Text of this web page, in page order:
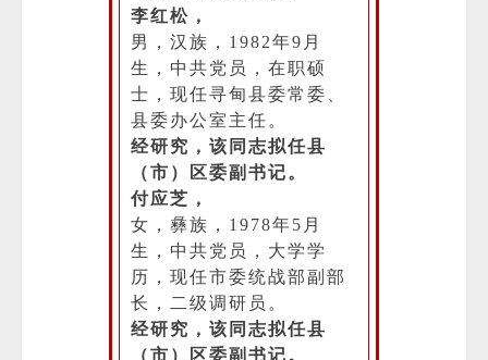
李红松，
男，汉族，1982年9月
生，中共党员，在职硕
士，现任寻甸县委常委、
县委办公室主任。
经研究，该同志拟任县
（市）区委副书记。
付应芝，
女，彝族，1978年5月
生，中共党员，大学学
历，现任市委统战部副部
长，二级调研员。
经研究，该同志拟任县
（市）区委副书记。